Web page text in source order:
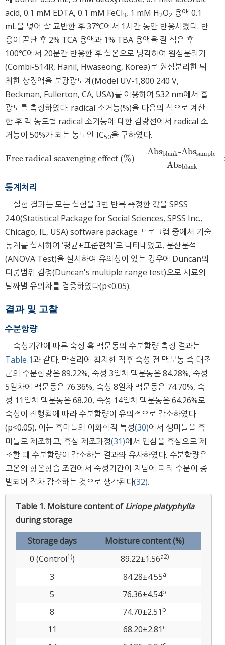
acid, 0.1 mM EDTA, 0.1 mM FeCl3, 1 mM H2O2 용액 0.1
mL을 넣어 잘 교반한 후 37℃에서 1시간 동안 반응시켰다. 반
응이 끝난 후 2% TCA 용액과 1% TBA 용액을 잘 섞은 후
100℃에서 20분간 반응한 후 실온으로 냉각하여 원심분리기
(Combi-514R, Hanil, Hwaseong, Korea)로 원심분리한 뒤
취한 상징액을 분광광도계(Model UV-1,800 240 V,
Beckman, Fullerton, CA, USA)를 이용하여 532 nm에서 흡
광도를 측정하였다. radical 소거능(%)을 다음의 식으로 계산
한 후 각 농도별 radical 소거능에 대한 검량선에서 radical 소
거능이 50%가 되는 농도인 IC50을 구하였다.
Free radical scavenging effect (%)=
Absblank-Abssample
Absblank
Free radical scavenging effect%=Absblank-Abssample Absblank
통계처리
실험 결과는 모든 실험을 3번 반복 측정한 값을 SPSS
24.0(Statistical Package for Social Sciences, SPSS Inc.,
Chicago, IL, USA) software package 프로그램 중에서 기술
통계를 실시하여 ‘평균±표준편차’로 나타내었고, 분산분석
(ANOVA Test)을 실시하여 유의성이 있는 경우에 Duncan의
다중범위 검정(Duncan's multiple range test)으로 시료의
날짜별 유의차를 검증하였다(p<0.05).
결과 및 고찰
수분함량
숙성기간에 따른 숙성 흑 맥문동의 수분함량 측정 결과는
Table 1과 같다. 막걸리에 침지한 직후 숙성 전 맥문동 즉 대조
군의 수분함량은 89.22%, 숙성 3일차 맥문동은 84.28%, 숙성
5일차에 맥문동은 76.36%, 숙성 8일차 맥문동은 74.70%, 숙
성 11일차 맥문동은 68.20, 숙성 14일차 맥문동은 64.26%로
숙성이 진행됨에 따라 수분함량이 유의적으로 감소하였다
(p<0.05). 이는 흑마늘의 이화학적 특성(30)에서 생마늘을 흑
마늘로 제조하고, 흑삼 제조과정(31)에서 인삼을 흑삼으로 제
조할 때 수분함량이 감소하는 결과와 유사하였다. 수분함량은
고온의 항온항습 조건에서 숙성기간이 지남에 따라 수분이 증
발되어 점차 감소하는 것으로 생각된다(32).
Table 1. Moisture content ofLiriope platyphylla
during storage
Storage days
Moisture content (%)
0 (Control1)) 89.22±1.56a2)
3 84.28±4.55a
5 76.36±4.54b
8 74.70±2.51 b
11 68.20±2.81 c